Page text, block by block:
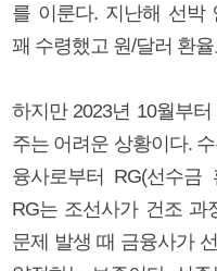
를 이룬다. 지난해 선박
꽤 수령했고 원/달러 환
하지만 2023년 10월부
주는 어려운 상황이다.
융사로부터 RG(선수금
RG는 조선사가 건조 과
문제 발생 때 금융사가